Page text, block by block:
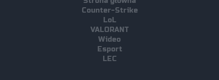
Counter-Strike
LoL
VALORANT
Wideo
Esport
LEC